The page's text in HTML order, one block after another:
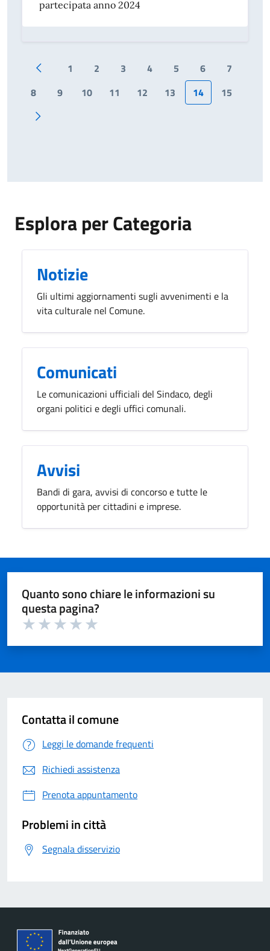
partecipata anno 2024
Prima pagina
1 2 3 4 5 6
7
8
9 10 11 12 13 14 15
Pagina successiva
Esplora per Categoria
Notizie
Gli ultimi aggiornamenti sugli avvenimenti e la
vita culturale nel Comune.
Comunicati
Le comunicazioni ufficiali del Sindaco, degli
organi politici e degli uffici comunali.
Avvisi
Bandi di gara, avvisi di concorso e tutte le
opportunità per cittadini e imprese.
Quanto sono chiare le informazioni su
questa pagina?
Contatta il comune
Leggi le domande frequenti
Richiedi assistenza
Prenota appuntamento
Problemi in città
Segnala disservizio